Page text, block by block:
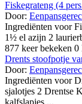
Fiskegrateng (4
Door:
Ingrediënten voor
1½ el azijn 2
877 keer bekeken 0
Drents stoofpotje
Door:
Ingrediënten voor
sjalotjes 2 Drentse
kalfslapjes ...